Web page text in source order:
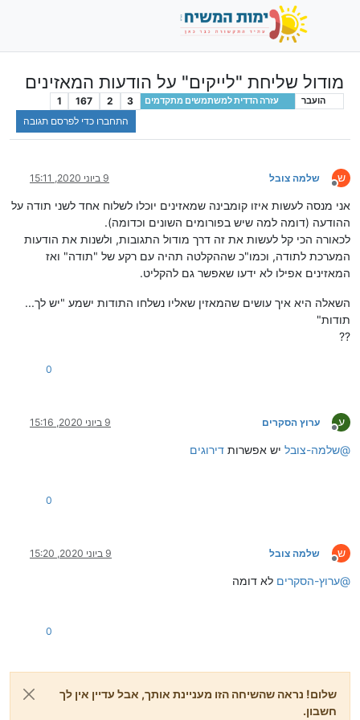
מודול שליחת "לייקים" על הודעות המאזינים
הועבר עזרה הדדית למשתמשים מתקדמים 3
2
167
1
התחברו כדי לפרסם תגובה
ש
מנותק
שלמה צובל 9 ביוני 2020, 15:11
אני מנסה לעשות איזו קומבינה שמאזינים יוכלו לשלוח אחד לשני תודה על
ההודעה (דומה למה שיש בפורומים השונים וכדומה).
לכאורה הכי קל לעשות את זה דרך מודול התגובות, ולשנות את הודעות
המערכת לתודה, וכמו"כ שההקלטה תהיה עם רקע של "תודה" ואז
המאזינים אפילו לא ידעו שאפשר גם להקליט.
השאלה היא איך עושים שהמאזין שאליו נשלחו התודות ישמע "יש לך...
תודות"
??
0
ע
מנותק
ערוץ הסקרים 9 ביוני 2020, 15:16
@שלמה-צובל יש אפשרות דירוגים
0
ש
מנותק
שלמה צובל 9 ביוני 2020, 15:20
@ערוץ-הסקרים לא דומה
0
שלום! נראה שהשיחה הזו מעניינת אותך, אבל עדיין אין לך
חשבון.